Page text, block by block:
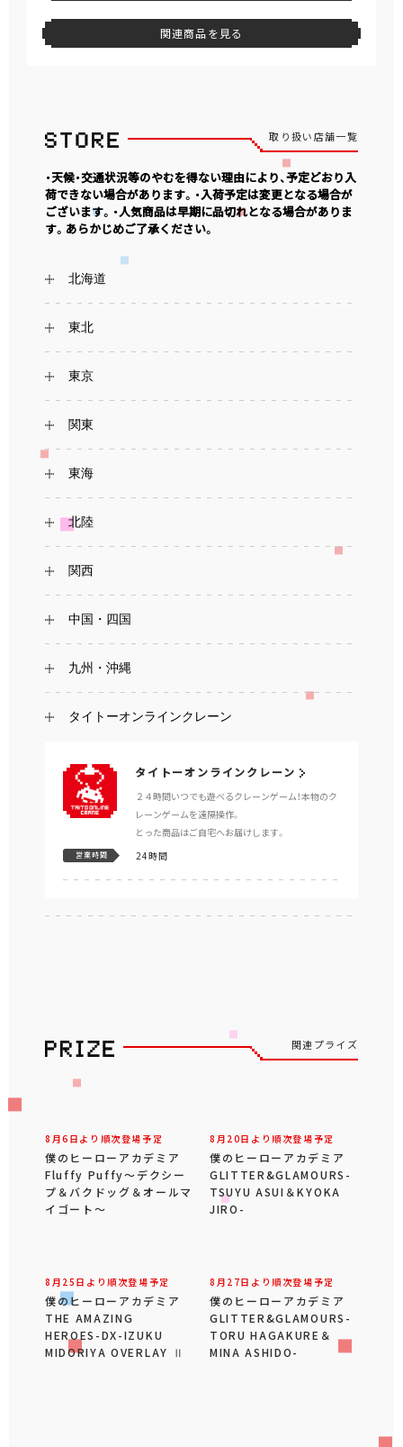
関連商品を見る
取り扱い店舗一覧
・天候・交通状況等のやむを得ない理由により、予定どおり入
荷できない場合があります。・入荷予定は変更となる場合が
ございます。・人気商品は早期に品切れとなる場合がありま
す。あらかじめご了承ください。
北海道
東北
東京
関東
東海
北陸
関西
中国・四国
九州・沖縄
タイトーオンラインクレーン
タイトーオンラインクレーン
２４時間いつでも遊べるクレーンゲーム！本物のク
レーンゲームを遠隔操作。
とった商品はご自宅へお届けします。
営業時間 24時間
関連プライズ
8月6日より順次登場予定
僕のヒーローアカデミア
Fluffy Puffy～デクシー
プ＆バクドッグ＆オールマ
イゴート～
8月20日より順次登場予定
僕のヒーローアカデミア
GLITTER&GLAMOURS-
TSUYU ASUI＆KYOKA
JIRO-
8月25日より順次登場予定
僕のヒーローアカデミア
THE AMAZING
HEROES-DX-IZUKU
MIDORIYA OVERLAY Ⅱ
8月27日より順次登場予定
僕のヒーローアカデミア
GLITTER&GLAMOURS-
TORU HAGAKURE＆
MINA ASHIDO-